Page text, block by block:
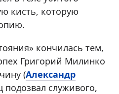
кисть, которую
кончилась тем,
Григорий Милинко
(Александр
подозвал служивого,